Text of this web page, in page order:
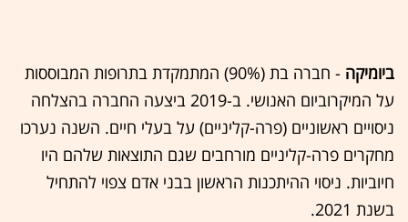
ביומיקה
- חברה בת (90%) המתמקדת בתרופות המבוססות
על המיקרוביום האנושי. ב-2019 ביצעה החברה בהצלחה
ניסויים ראשוניים (פרה-קליניים) על בעלי חיים. השנה נערכו
מחקרים פרה-קליניים מורחבים שגם התוצאות שלהם היו
חיוביות. ניסוי ההיתכנות הראשון בבני אדם צפוי להתחיל
בשנת 2021.